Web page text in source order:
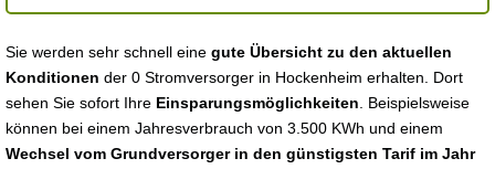
Sie werden sehr schnell eine gute Übersicht zu den aktuellen
Konditionen der 0 Stromversorger in Hockenheim erhalten. Dort
sehen Sie sofort Ihre Einsparungsmöglichkeiten . Beispielsweise
können bei einem Jahresverbrauch von 3.500 KWh und einem
Wechsel vom Grundversorger in den günstigsten Tarif im Jahr